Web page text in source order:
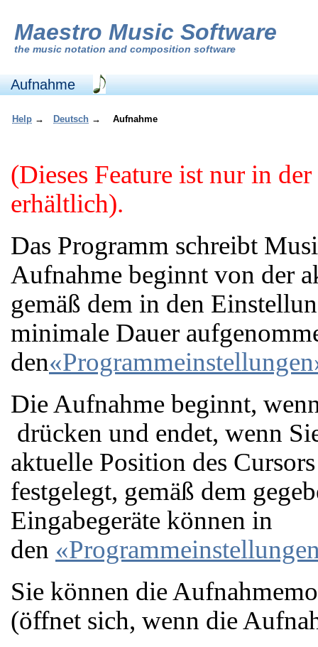
Maestro Music Software
the music notation and composition software
Aufnahme
Help → Deutsch → Aufnahme
(Dieses Feature ist nur in
erhältlich).
Das Programm schreibt
Aufnahme beginnt von der
gemäß dem in den
minimale Dauer
den
Die Aufnahme beginnt,
drücken und endet, wenn
aktuelle Position des
festgelegt, gemäß dem
Eingabegeräte können in
den
Sie können die
(öffnet sich, wenn die